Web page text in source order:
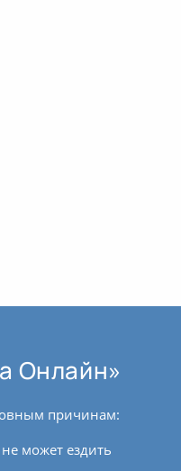
Онлайн»
причинам:
может ездить